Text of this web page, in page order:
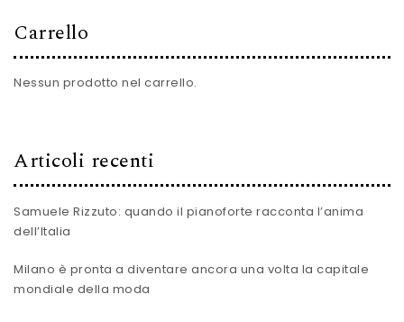
Carrello
Nessun prodotto nel carrello.
Articoli recenti
Samuele Rizzuto: quando il pianoforte racconta l’anima
dell’Italia
Milano è pronta a diventare ancora una volta la capitale
mondiale della moda